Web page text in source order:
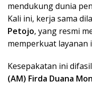
mendukung dunia
Kali ini, kerja sama
Petojo, yang resmi
memperkuat layanan
Kesepakatan ini
(AM) Firda Duana